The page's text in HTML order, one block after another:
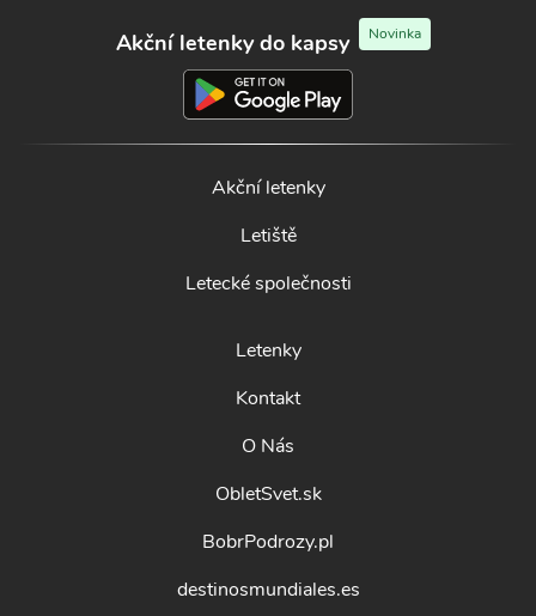
Akční letenky do kapsy Novinka
Akční letenky
Letiště
Letecké společnosti
Letenky
Kontakt
O Nás
ObletSvet.sk
BobrPodrozy.pl
destinosmundiales.es